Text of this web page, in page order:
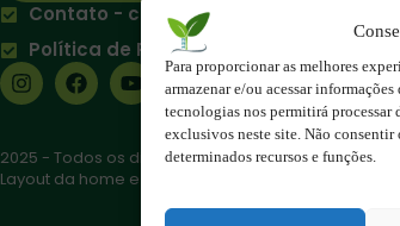
Para proporcionar as melhores
armazenar e/ou acessar
tecnologias nos permitirá processar
exclusivos neste site. Não
determinados recursos e funções.
Contato - contato@123ecos.com.br
Política de Privacidade
2025 - Todos os direitos reservados à
Layout da home e rodapé criado por